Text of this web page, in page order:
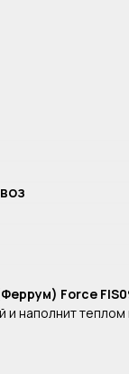
Force
и наполнит